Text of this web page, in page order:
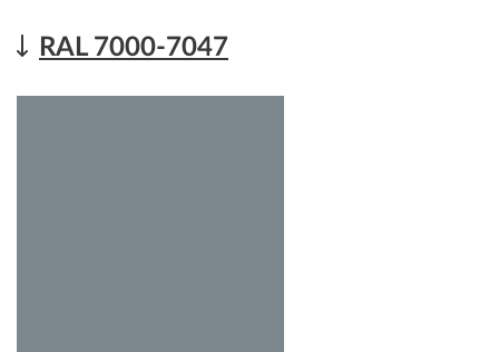
RAL 7000-7047